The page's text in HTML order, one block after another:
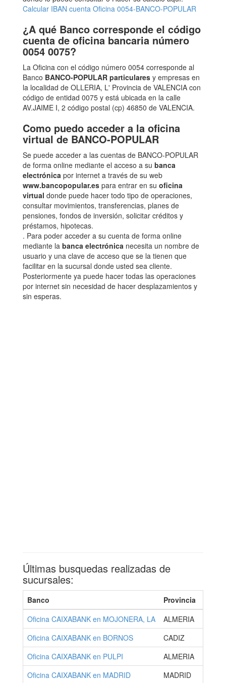
Calcular IBAN cuenta Oficina 0054-BANCO-POPULAR
¿A qué Banco corresponde el código
cuenta de oficina bancaria número
0054 0075?
La Oficina con el código número 0054 corresponde al
Banco BANCO-POPULAR particulares y empresas en
la localidad de OLLERIA, L' Provincia de VALENCIA con
código de entidad 0075 y está ubicada en la calle
AV.JAIME I, 2 código postal (cp) 46850 de VALENCIA.
Como puedo acceder a la oficina
virtual de BANCO-POPULAR
Se puede acceder a las cuentas de BANCO-POPULAR
de forma online mediante el acceso a su banca
electrónica por internet a través de su web
www.bancopopular.es para entrar en su oficina
virtual donde puede hacer todo tipo de operaciones,
consultar movimientos, transferencias, planes de
pensiones, fondos de inversión, solicitar créditos y
préstamos, hipotecas.
. Para poder acceder a su cuenta de forma online
mediante la banca electrónica necesita un nombre de
usuario y una clave de acceso que se la tienen que
facilitar en la sucursal donde usted sea cliente.
Posteriormente ya puede hacer todas las operaciones
por internet sin necesidad de hacer desplazamientos y
sin esperas.
Últimas busquedas realizadas de
sucursales:
Banco
Provincia
Oficina CAIXABANK en MOJONERA, LA
ALMERIA
Oficina CAIXABANK en BORNOS
CADIZ
Oficina CAIXABANK en PULPI
ALMERIA
Oficina CAIXABANK en MADRID
MADRID